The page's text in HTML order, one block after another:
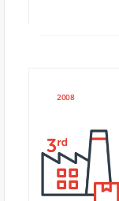
2008